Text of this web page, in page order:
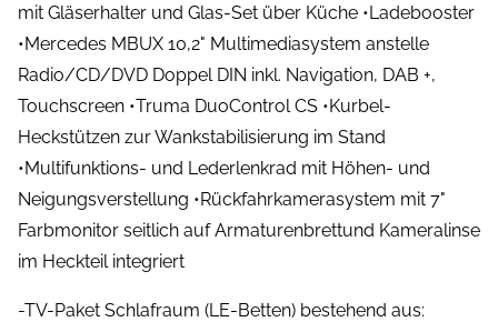
mit Gläserhalter und Glas-Set über Küche •Ladebooster
•Mercedes MBUX 10,2" Multimediasystem anstelle
Radio/CD/DVD Doppel DIN inkl. Navigation, DAB +,
Touchscreen •Truma DuoControl CS •Kurbel-
Heckstützen zur Wankstabilisierung im Stand
•Multifunktions- und Lederlenkrad mit Höhen- und
Neigungsverstellung •Rückfahrkamerasystem mit 7"
Farbmonitor seitlich auf Armaturenbrettund Kameralinse
im Heckteil integriert
-TV-Paket Schlafraum (LE-Betten) bestehend aus: